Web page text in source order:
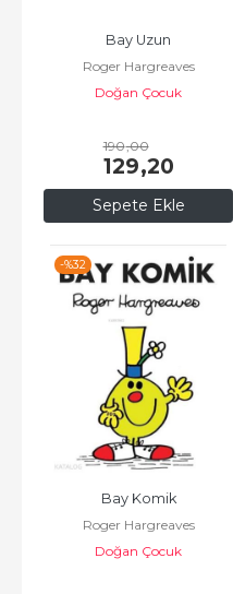
Sepete Ekle
Bay Uzun
Roger Hargreaves
Doğan Çocuk
190,00
129,20
-%32
Bay Komik
Roger Hargreaves
Doğan Çocuk